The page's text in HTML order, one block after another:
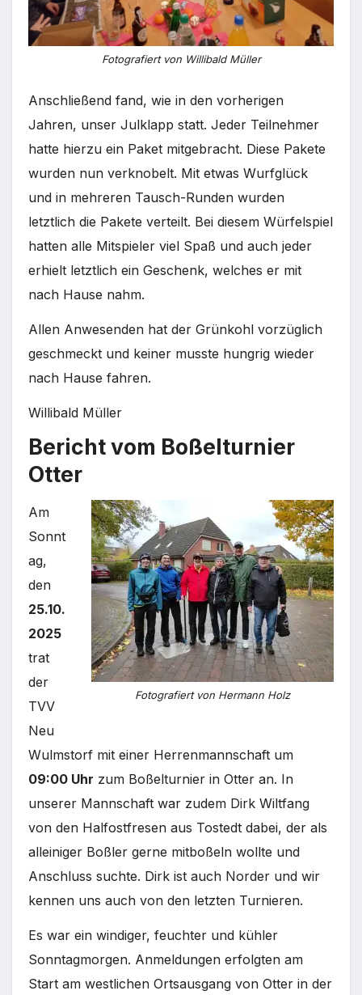
Fotografiert von Willibald Müller
Anschließend fand, wie in den vorherigen
Jahren, unser Julklapp statt. Jeder Teilnehmer
hatte hierzu ein Paket mitgebracht. Diese Pakete
wurden nun verknobelt. Mit etwas Wurfglück
und in mehreren Tausch-Runden wurden
letztlich die Pakete verteilt. Bei diesem Würfelspiel
hatten alle Mitspieler viel Spaß und auch jeder
erhielt letztlich ein Geschenk, welches er mit
nach Hause nahm.
Allen Anwesenden hat der Grünkohl vorzüglich
geschmeckt und keiner musste hungrig wieder
nach Hause fahren.
Willibald Müller
Bericht vom Boßelturnier
Otter
Fotografiert von Hermann Holz
Am
Sonnt
ag,
den
25.10.
2025
trat
der
TVV
Neu
Wulmstorf mit einer Herrenmannschaft um
09:00 Uhr zum Boßelturnier in Otter an. In
unserer Mannschaft war zudem Dirk Wiltfang
von den Halfostfresen aus Tostedt dabei, der als
alleiniger Boßler gerne mitboßeln wollte und
Anschluss suchte. Dirk ist auch Norder und wir
kennen uns auch von den letzten Turnieren.
Es war ein windiger, feuchter und kühler
Sonntagmorgen. Anmeldungen erfolgten am
Start am westlichen Ortsausgang von Otter in der